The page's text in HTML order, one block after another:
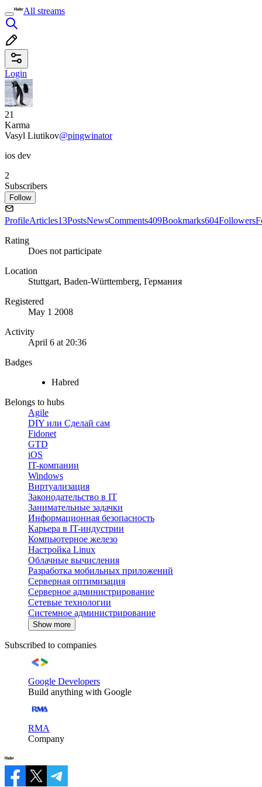
All streams
Login
21
Karma
Vasyl Liutikov@pingwinator
ios dev
2
Subscribers
Follow
ProfileArticles13PostsNewsComments409Bookmarks604Followers
Rating
Does not participate
Location
Stuttgart, Baden-Württemberg, Германия
Registered
May 1 2008
Activity
April 6 at 20:36
Badges
Habred
Belongs to hubs
Agile
DIY или Сделай сам
Fidonet
GTD
iOS
IT-компании
Windows
Виртуализация
Законодательство в IT
Занимательные задачки
Информационная безопасность
Карьера в IT-индустрии
Компьютерное железо
Настройка Linux
Облачные вычисления
Разработка мобильных приложений
Серверная оптимизация
Серверное администрирование
Сетевые технологии
Системное администрирование
Show more
Subscribed to companies
Google Developers
Build anything with Google
RMA
Company